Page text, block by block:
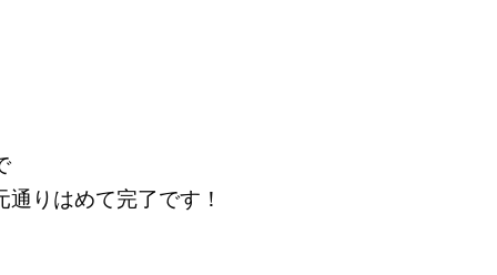
りはめて完了です！